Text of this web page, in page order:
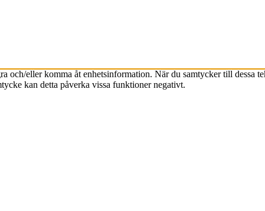
och/eller komma åt enhetsinformation. När du samtycker till dessa
kan detta påverka vissa funktioner negativt.